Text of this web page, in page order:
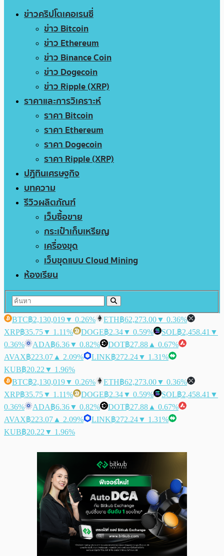
ข่าวคริปโตเคอเรนซี่
ข่าว Bitcoin
ข่าว Ethereum
ข่าว Binance Coin
ข่าว Dogecoin
ข่าว Ripple (XRP)
ราคาและการวิเคราะห์
ราคา Bitcoin
ราคา Ethereum
ราคา Dogecoin
ราคา Ripple (XRP)
ปฏิทินเศรษฐกิจ
บทความ
รีวิวผลิตภัณฑ์
เว็บซื้อขาย
กระเป๋าเก็บเหรียญ
เครื่องขุด
เว็บขุดแบบ Cloud Mining
ห้องเรียน
BTC฿2,130,019▼ 0.26% ETH฿62,273.00▼ 0.36%
XRP฿35.75▼ 1.11% DOGE฿2.34▼ 0.59% SOL฿2,458.41 ▼
0.36%
ADA฿6.36▼ 0.82% DOT฿27.88 ▲ 0.67%
AVAX฿223.07 ▲ 2.09% LINK฿272.24▼ 1.31%
KUB฿20.22 ▼ 1.96%
BTC฿2,130,019▼ 0.26% ETH฿62,273.00▼ 0.36%
XRP฿35.75▼ 1.11% DOGE฿2.34▼ 0.59% SOL฿2,458.41 ▼
0.36%
ADA฿6.36▼ 0.82% DOT฿27.88 ▲ 0.67%
AVAX฿223.07 ▲ 2.09% LINK฿272.24▼ 1.31%
KUB฿20.22 ▼ 1.96%